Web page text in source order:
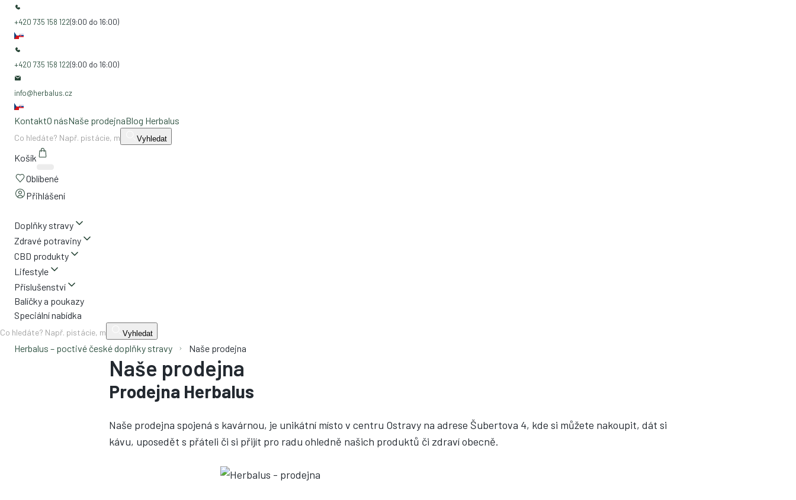
+420 735 158 122(9:00 do 16:00)
+420 735 158 122(9:00 do 16:00)
info@herbalus.cz
KontaktO násNaše prodejnaBlog Herbalus
Vyhledat
Košík
Oblíbené
Přihlášení
Doplňky stravy
Zdravé potraviny
CBD produkty
Lifestyle
Příslušenství
Balíčky a poukazy
Speciální nabídka
Vyhledat
Herbalus – poctivé české doplňky stravy Naše prodejna
Naše prodejna
Prodejna Herbalus
Naše prodejna spojená s kavárnou, je unikátní místo v centru Ostravy na adrese Šubertova 4, kde si můžete nakoupit, dát si
kávu, uposedět s přáteli či si přijít pro radu ohledně našich produktů či zdraví obecně.